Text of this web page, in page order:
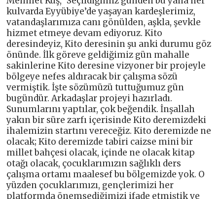
kulvarda Eyyübiye’de yaşayan kardeşlerimiz,
vatandaşlarımıza canı gönülden, aşkla, şevkle
hizmet etmeye devam ediyoruz. Kito
deresindeyiz, Kito deresinin şu anki durumu göz
önünde. İlk göreve geldiğimiz gün mahalle
sakinlerine Kito deresine vizyoner bir projeyle
bölgeye nefes aldıracak bir çalışma sözü
vermiştik. İşte sözümüzü tuttuğumuz gün
bugündür. Arkadaşlar projeyi hazırladı.
Sunumlarını yaptılar, çok beğendik. İnşallah
yakın bir süre zarfı içerisinde Kito deremizdeki
ihalemizin startını vereceğiz. Kito deremizde ne
olacak; Kito deremizde tabiri caizse mini bir
millet bahçesi olacak, içinde ne olacak kitap
otağı olacak, çocuklarımızın sağlıklı ders
çalışma ortamı maalesef bu bölgemizde yok. O
yüzden çocuklarımızı, gençlerimizi her
platformda önemsediğimizi ifade etmiştik ve